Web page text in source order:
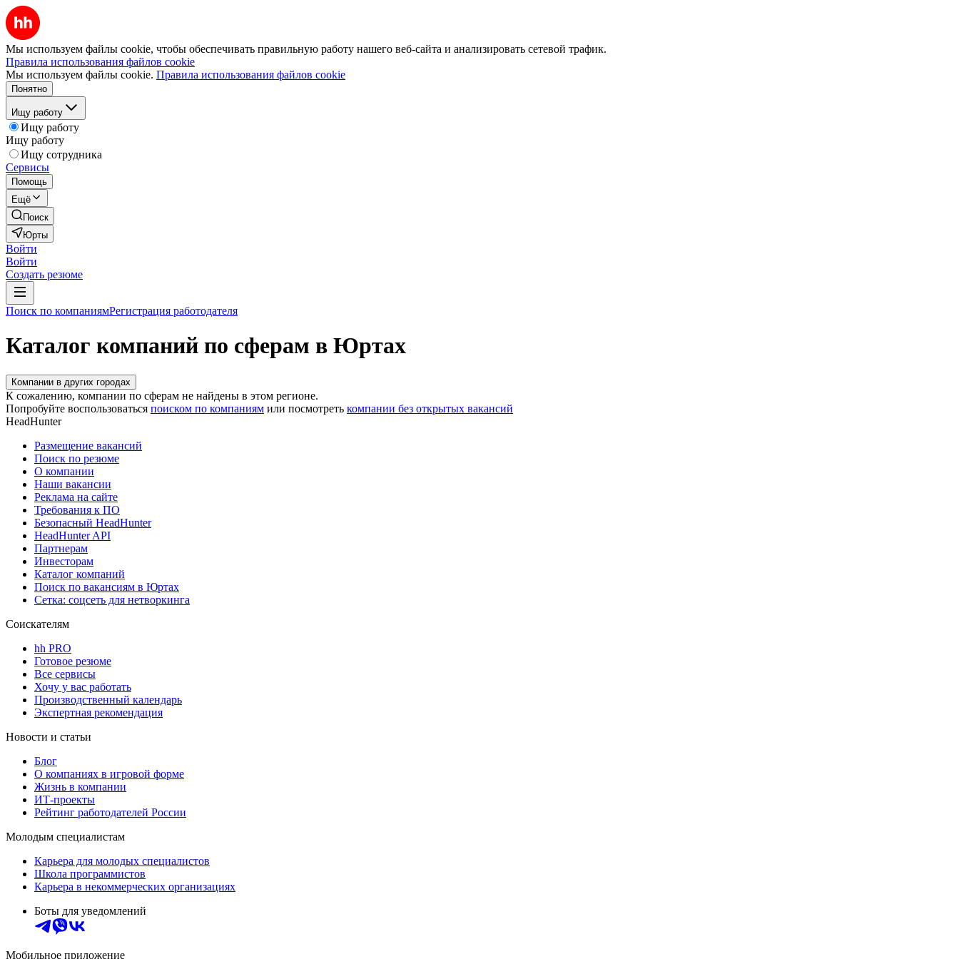
Мы используем файлы cookie, чтобы обеспечивать правильную работу нашего веб-сайта и анализировать сетевой трафик.
Правила использования файлов cookie
Мы используем файлы cookie. Правила использования файлов cookie
Понятно
Ищу работу
Ищу работу
Ищу работу
Ищу сотрудника
Сервисы
Помощь
Ещё
Поиск
Юрты
Войти
Войти
Создать резюме
Поиск по компаниямРегистрация работодателя
Каталог компаний по сферам в Юртах
Компании в других городах
К сожалению, компании по сферам не найдены в этом регионе.
Попробуйте воспользоваться поиском по компаниям или посмотреть компании без открытых вакансий
HeadHunter
Размещение вакансий
Поиск по резюме
О компании
Наши вакансии
Реклама на сайте
Требования к ПО
Безопасный HeadHunter
HeadHunter API
Партнерам
Инвесторам
Каталог компаний
Поиск по вакансиям в Юртах
Сетка: соцсеть для нетворкинга
Соискателям
hh PRO
Готовое резюме
Все сервисы
Хочу у вас работать
Производственный календарь
Экспертная рекомендация
Новости и статьи
Блог
О компаниях в игровой форме
Жизнь в компании
ИТ-проекты
Рейтинг работодателей России
Молодым специалистам
Карьера для молодых специалистов
Школа программистов
Карьера в некоммерческих организациях
Боты для уведомлений
Мобильное приложение